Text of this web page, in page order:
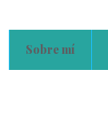
Sobre mí